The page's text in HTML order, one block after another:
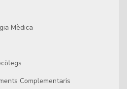
Mèdica
Complementaris